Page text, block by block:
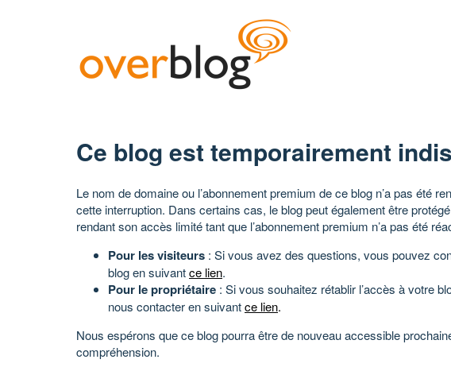
Ce blog est temporairement
Le nom de domaine ou l’abonnement premium de ce blog n’a pas été
cette interruption. Dans certains cas, le blog peut également être
rendant son accès limité tant que l’abonnement premium n’a pas été
Pour les visiteurs : Si vous avez des questions, vous pouvez
blog en suivantce lien.
Pour le propriétaire : Si vous souhaitez rétablir l’accès à votre
nous contacter en suivantce lien.
Nous espérons que ce blog pourra être de nouveau accessible
compréhension.